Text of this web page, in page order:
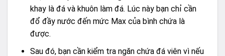
khay là đá và khuôn làm đá. Lúc này bạn chỉ cần
đổ đầy nước đến mức Max của bình chứa là
được.
Sau đó, bạn cần kiểm tra ngăn chứa đá viên vì nếu